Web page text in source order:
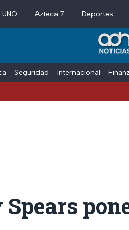
Azteca 7 Deportes
Seguridad Internacional